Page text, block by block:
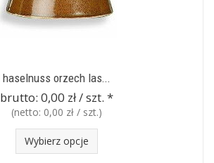
haselnuss orzech las...
brutto: 0,00 zł / szt. *
(netto: 0,00 zł / szt.)
Wybierz opcje